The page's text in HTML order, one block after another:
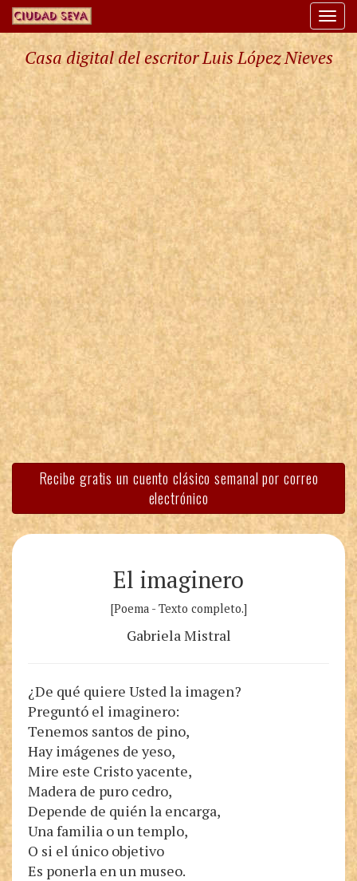
Casa digital del escritor Luis López Nieves
Recibe gratis un cuento clásico semanal por correo
electrónico
El imaginero
[Poema - Texto completo.]
Gabriela Mistral
¿De qué quiere Usted la imagen?
Preguntó el imaginero:
Tenemos santos de pino,
Hay imágenes de yeso,
Mire este Cristo yacente,
Madera de puro cedro,
Depende de quién la encarga,
Una familia o un templo,
O si el único objetivo
Es ponerla en un museo.